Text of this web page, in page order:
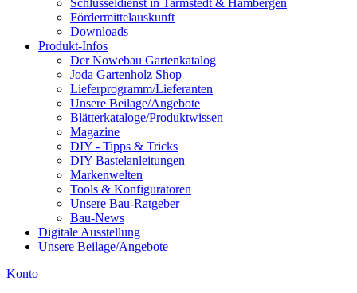
Schlüsseldienst in Tarmstedt & Hambergen
Fördermittelauskunft
Downloads
Produkt-Infos
Der Nowebau Gartenkatalog
Joda Gartenholz Shop
Lieferprogramm/Lieferanten
Unsere Beilage/Angebote
Blätterkataloge/Produktwissen
Magazine
DIY - Tipps & Tricks
DIY Bastelanleitungen
Markenwelten
Tools & Konfiguratoren
Unsere Bau-Ratgeber
Bau-News
Digitale Ausstellung
Unsere Beilage/Angebote
Konto